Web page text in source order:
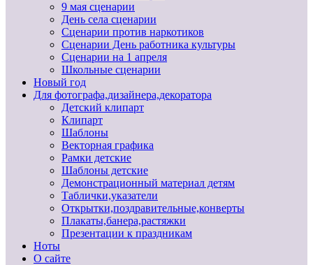
9 мая сценарии
День села сценарии
Сценарии против наркотиков
Сценарии День работника культуры
Сценарии на 1 апреля
Школьные сценарии
Новый год
Для фотографа,дизайнера,декоратора
Детский клипарт
Клипарт
Шаблоны
Векторная графика
Рамки детские
Шаблоны детские
Демонстрационный материал детям
Таблички,указатели
Открытки,поздравительные,конверты
Плакаты,банера,растяжки
Презентации к праздникам
Ноты
О сайте